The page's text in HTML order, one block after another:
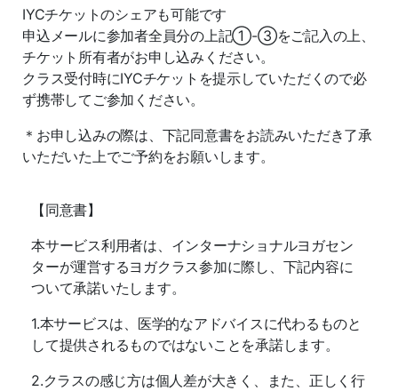
IYCチケットのシェアも可能です
申込メールに参加者全員分の上記①-③をご記入の上、
チケット所有者がお申し込みください。
クラス受付時にIYCチケットを提示していただくので必
ず携帯してご参加ください。
＊お申し込みの際は、下記同意書をお読みいただき了承
いただいた上でご予約をお願いします。
【同意書】
本サービス利用者は、インターナショナルヨガセン
ターが運営するヨガクラス参加に際し、下記内容に
ついて承諾いたします。
1.本サービスは、医学的なアドバイスに代わるものと
して提供されるものではないことを承諾します。
2.クラスの感じ方は個人差が大きく、また、正しく行